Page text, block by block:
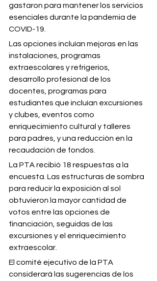
gastaron para mantener los servicios
esenciales durante la pandemia de
COVID-19.
Las opciones incluían mejoras en las
instalaciones, programas
extraescolares y refrigerios,
desarrollo profesional de los
docentes, programas para
estudiantes que incluían excursiones
y clubes, eventos como
enriquecimiento cultural y talleres
para padres, y una reducción en la
recaudación de fondos.
La PTA recibió 18 respuestas a la
encuesta. Las estructuras de sombra
para reducir la exposición al sol
obtuvieron la mayor cantidad de
votos entre las opciones de
financiación, seguidas de las
excursiones y el enriquecimiento
extraescolar.
El comité ejecutivo de la PTA
considerará las sugerencias de los